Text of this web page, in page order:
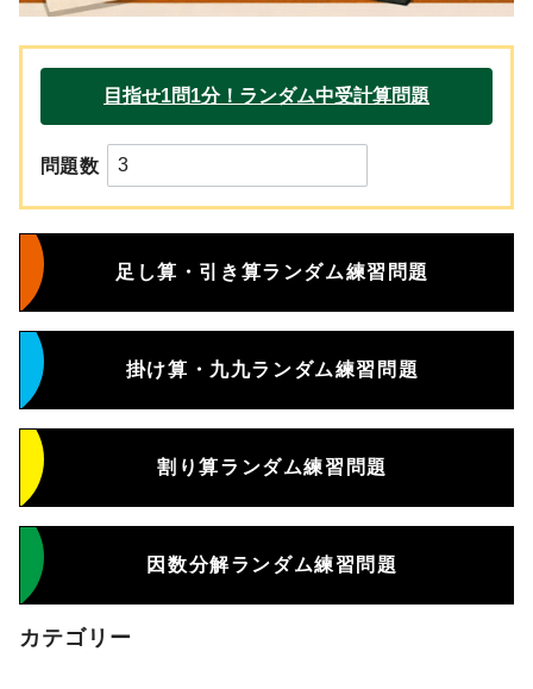
問題数
足し算・引き算ランダム練習問題
掛け算・九九ランダム練習問題
割り算ランダム練習問題
因数分解ランダム練習問題
カテゴリー